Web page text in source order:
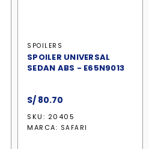
SPOILERS
SPOILER UNIVERSAL
SEDAN ABS - E65N9013
S/ 80.70
SKU: 20405
MARCA: SAFARI